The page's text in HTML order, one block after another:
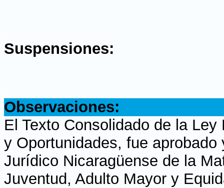
Suspensiones:
Observaciones:
El Texto Consolidado de la
y Oportunidades, fue
Jurídico Nicaragüense de la
Juventud, Adulto Mayor y